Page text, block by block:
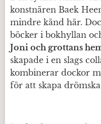
konstnären Baek
mindre känd här.
böcker i bokhyllan
Joni och grottans
skapade i en slags
kombinerar dockor
för att skapa